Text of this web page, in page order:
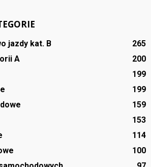
jazdy kat. B
265
A
200
199
199
159
153
114
100